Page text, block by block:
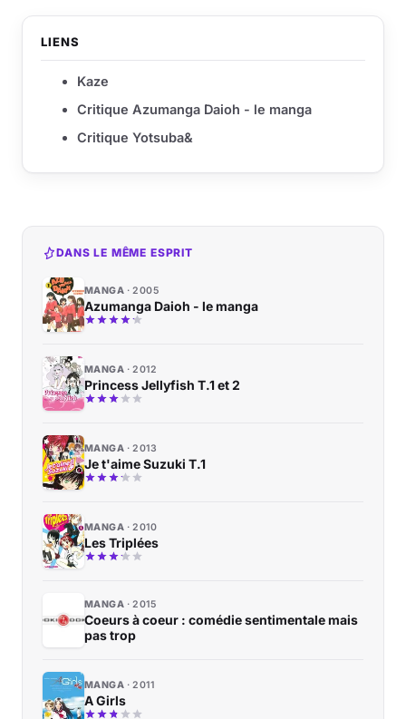
LIENS
Kaze
Critique Azumanga Daioh - le manga
Critique Yotsuba&
DANS LE MÊME ESPRIT
MANGA 2005
Azumanga Daioh - le manga
MANGA 2012
Princess Jellyfish T.1 et 2
MANGA 2013
Je t'aime Suzuki T.1
MANGA 2010
Les Triplées
MANGA 2015
Coeurs à coeur : comédie sentimentale mais
pas trop
MANGA 2011
A Girls